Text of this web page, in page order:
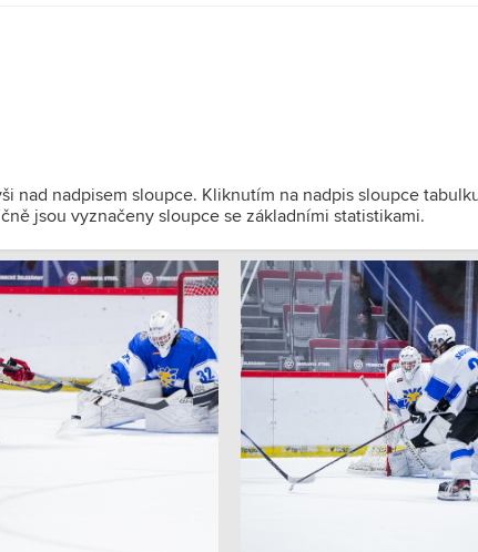
nad nadpisem sloupce. Kliknutím na nadpis sloupce
jsou vyznačeny sloupce se základními statistikami.